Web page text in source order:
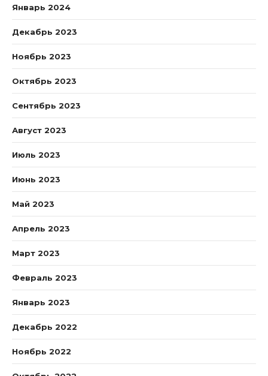
Январь 2024
Декабрь 2023
Ноябрь 2023
Октябрь 2023
Сентябрь 2023
Август 2023
Июль 2023
Июнь 2023
Май 2023
Апрель 2023
Март 2023
Февраль 2023
Январь 2023
Декабрь 2022
Ноябрь 2022